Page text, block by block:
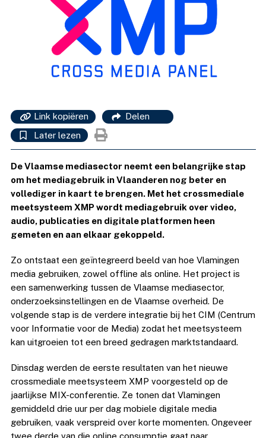
Link kopiëren
Delen
Later lezen
De Vlaamse mediasector neemt een belangrijke stap
om het mediagebruik in Vlaanderen nog beter en
vollediger in kaart te brengen. Met het crossmediale
meetsysteem XMP wordt mediagebruik over video,
audio, publicaties en digitale platformen heen
gemeten en aan elkaar gekoppeld.
Zo ontstaat een geïntegreerd beeld van hoe Vlamingen
media gebruiken, zowel offline als online. Het project is
een samenwerking tussen de Vlaamse mediasector,
onderzoeksinstellingen en de Vlaamse overheid. De
volgende stap is de verdere integratie bij het CIM (Centrum
voor Informatie voor de Media) zodat het meetsysteem
kan uitgroeien tot een breed gedragen marktstandaard.
Dinsdag werden de eerste resultaten van het nieuwe
crossmediale meetsysteem XMP voorgesteld op de
jaarlijkse MIX-conferentie. Ze tonen dat Vlamingen
gemiddeld drie uur per dag mobiele digitale media
gebruiken, vaak verspreid over korte momenten. Ongeveer